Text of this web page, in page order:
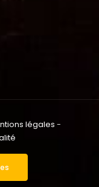
légales -